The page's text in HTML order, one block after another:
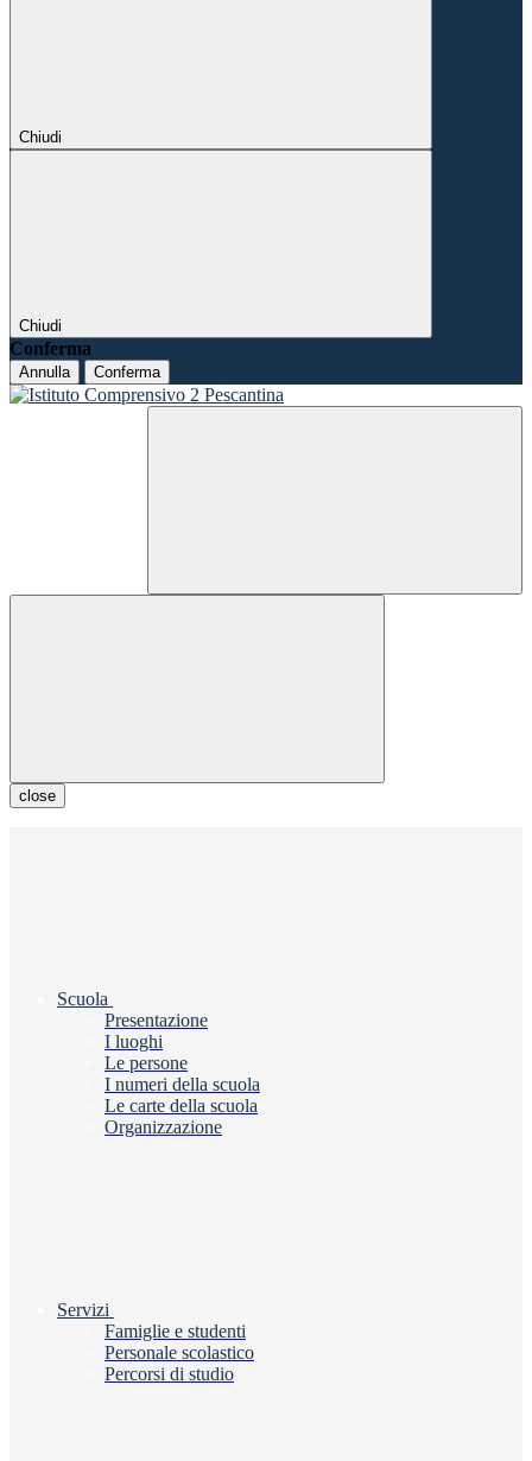
Chiudi
Chiudi
Conferma
Annulla Conferma
close
Scuola
Presentazione
I luoghi
Le persone
I numeri della scuola
Le carte della scuola
Organizzazione
Servizi
Famiglie e studenti
Personale scolastico
Percorsi di studio